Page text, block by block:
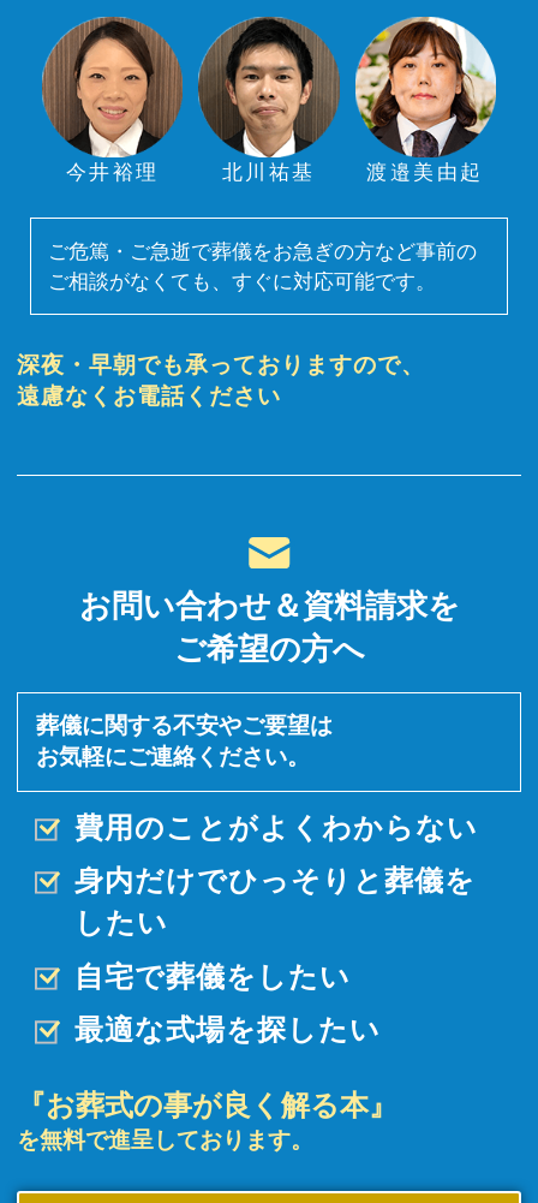
今井裕理 北川祐基 渡邉美由起
ご危篤・ご急逝で葬儀をお急ぎの方など事前の
ご相談がなくても、すぐに対応可能です。
深夜・早朝でも承っておりますので、
遠慮なくお電話ください
お問い合わせ＆資料請求を
ご希望の方へ
葬儀に関する不安やご要望は
お気軽にご連絡ください。
費用のことがよくわからない
身内だけでひっそりと 葬儀を
したい
自宅で葬儀をしたい
最適な式場を探したい
『お葬式の事が良く解る本』
を無料で進呈しております。